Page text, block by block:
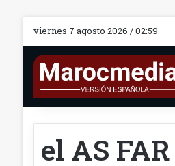
viernes 7 agosto 2026 / 02:59
el AS FAR